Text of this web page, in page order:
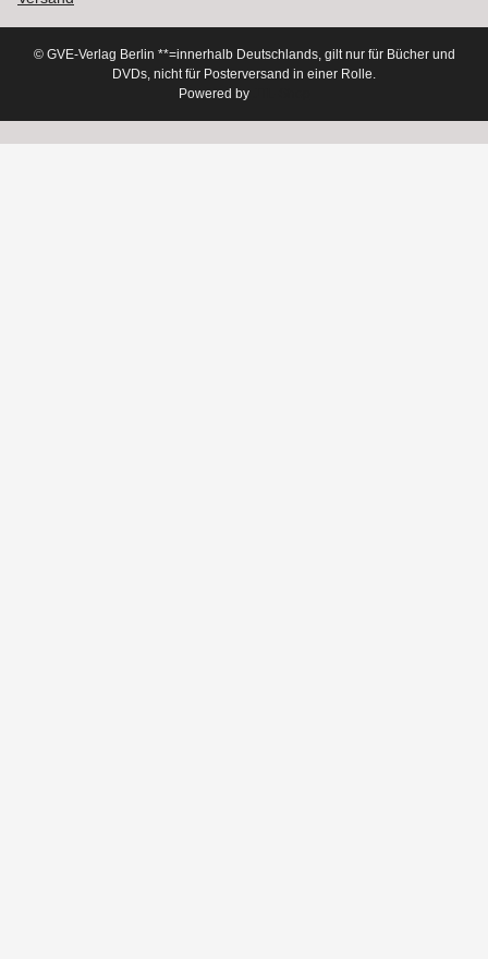
© GVE-Verlag Berlin **=innerhalb Deutschlands, gilt nur für Bücher und
DVDs, nicht für Posterversand in einer Rolle.
Powered by